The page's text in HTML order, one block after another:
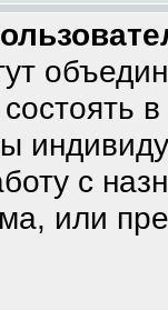
с
или